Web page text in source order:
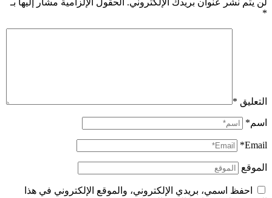
لن يتم نشر عنوان بريدك الإلكتروني. الحقول الإلزامية مشار إليها بـ
*
التعليق *
اسم*
Email*
الموقع
احفظ اسمي، بريدي الإلكتروني، والموقع الإلكتروني في هذا